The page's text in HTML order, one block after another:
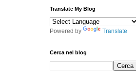
Translate My Blog
Powered by Translate
Cerca nel blog